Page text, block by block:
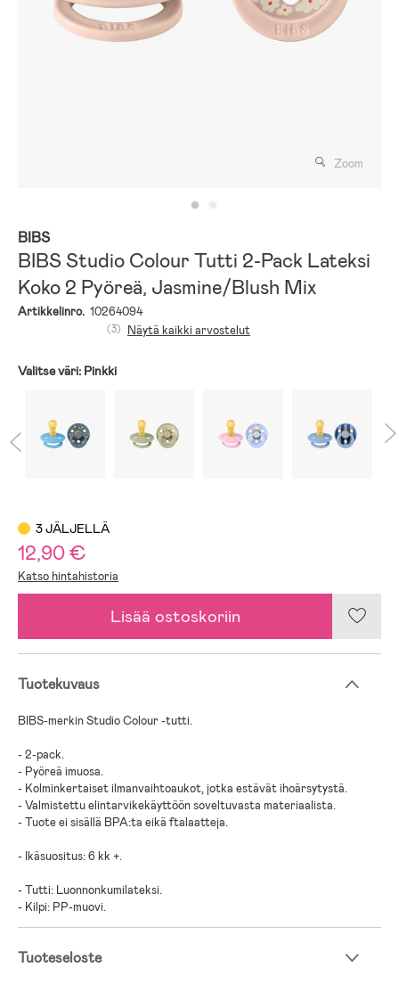
Zoom
BIBS
BIBS Studio Colour Tutti 2-Pack Lateksi
Koko 2 Pyöreä, Jasmine/Blush Mix
Artikkelinro. 10264094
(3) Näytä kaikki arvostelut
Valitse väri: Pinkki
3 JÄLJELLÄ
12,90 €
Katso hintahistoria
Lisää ostoskoriin
Tuotekuvaus
BIBS-merkin Studio Colour -tutti.
- 2-pack.
- Pyöreä imuosa.
- Kolminkertaiset ilmanvaihtoaukot, jotka estävät ihoärsytystä.
- Valmistettu elintarvikekäyttöön soveltuvasta materiaalista.
- Tuote ei sisällä BPA:ta eikä ftalaatteja.
- Ikäsuositus: 6 kk +.
- Tutti: Luonnonkumilateksi.
- Kilpi: PP-muovi.
Tuoteseloste